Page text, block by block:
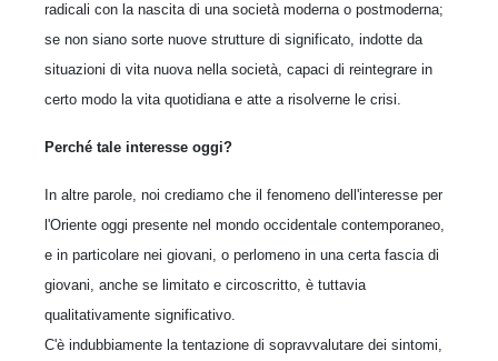
radicali con la nascita di una società moderna o postmoderna;
se non siano sorte nuove strutture di significato, indotte da
situazioni di vita nuova nella società, capaci di reintegrare in
certo modo la vita quotidiana e atte a risolverne le crisi.
Perché tale interesse oggi?
In altre parole, noi crediamo che il fenomeno dell'interesse per
l'Oriente oggi presente nel mondo occidentale contemporaneo,
e in particolare nei giovani, o perlomeno in una certa fascia di
giovani, anche se limitato e circoscritto, è tuttavia
qualitativamente significativo.
C'è indubbiamente la tentazione di sopravvalutare dei sintomi,